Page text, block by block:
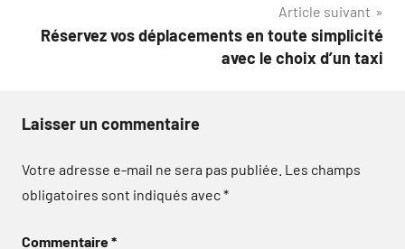
Article suivant
Réservez vos déplacements en toute simplicité
avec le choix d’un taxi
Laisser un commentaire
Votre adresse e-mail ne sera pas publiée. Les champs
obligatoires sont indiqués avec*
Commentaire*